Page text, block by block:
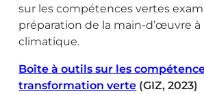
sur les compétences vertes
préparation de la main-d’œuvre à
climatique.
Boîte à outils sur les
transformation verte (GIZ, 2023)